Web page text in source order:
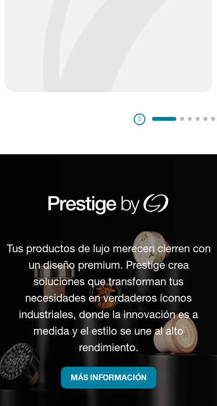
Pausa
Tus productos de lujo merecen cierren con
un diseño premium. Prestige crea
soluciones que transforman tus
necesidades en verdaderos íconos
industriales, donde la innovación es a
medida y el estilo se une al alto
rendimiento.
MÁS INFORMACIÓN